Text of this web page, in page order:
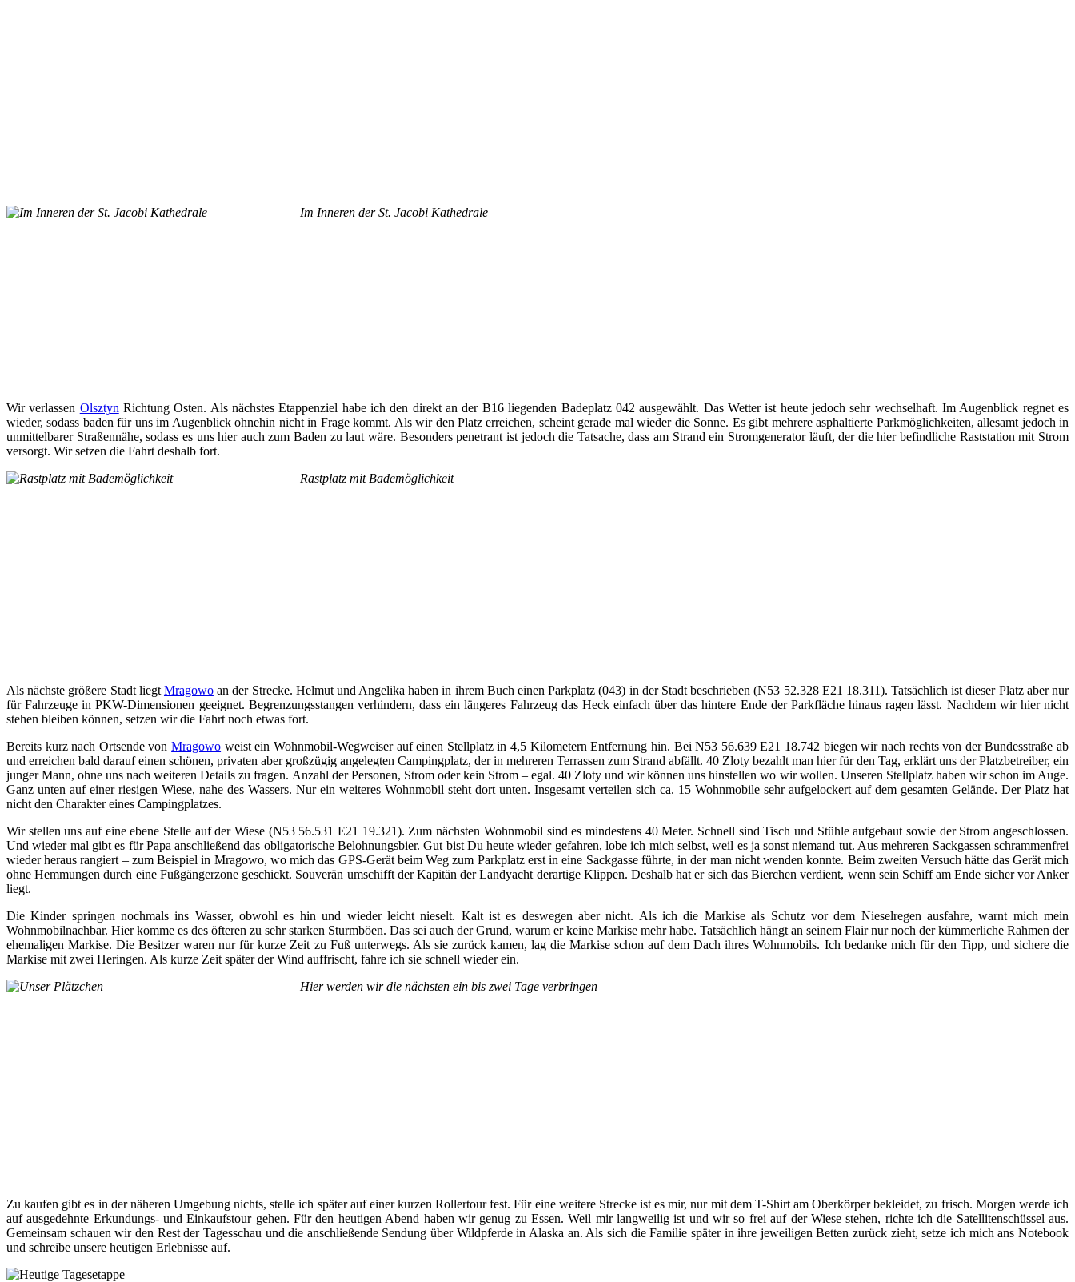
Im Inneren der St. Jacobi Kathedrale
Wir verlassen Olsztyn Richtung Osten. Als nächstes Etappenziel habe ich den direkt an der B16 liegenden Badeplatz 042 ausgewählt. Das Wetter ist heute jedoch sehr wechselhaft. Im Augenblick regnet es
wieder, sodass baden für uns im Augenblick ohnehin nicht in Frage kommt. Als wir den Platz erreichen, scheint gerade mal wieder die Sonne. Es gibt mehrere asphaltierte Parkmöglichkeiten, allesamt jedoch in
unmittelbarer Straßennähe, sodass es uns hier auch zum Baden zu laut wäre. Besonders penetrant ist jedoch die Tatsache, dass am Strand ein Stromgenerator läuft, der die hier befindliche Raststation mit Strom
versorgt. Wir setzen die Fahrt deshalb fort.
Rastplatz mit Bademöglichkeit
Als nächste größere Stadt liegt Mragowoan der Strecke. Helmut und Angelika haben in ihrem Buch einen Parkplatz (043) in der Stadt beschrieben (N53 52.328 E21 18.311). Tatsächlich ist dieser Platz aber nur
für Fahrzeuge in PKW-Dimensionen geeignet. Begrenzungsstangen verhindern, dass ein längeres Fahrzeug das Heck einfach über das hintere Ende der Parkfläche hinaus ragen lässt. Nachdem wir hier nicht
stehen bleiben können, setzen wir die Fahrt noch etwas fort.
Bereits kurz nach Ortsende vonMragowo weist ein Wohnmobil-Wegweiser auf einen Stellplatz in 4,5 Kilometern Entfernung hin. Bei N53 56.639 E21 18.742 biegen wir nach rechts von der Bundesstraße ab
und erreichen bald darauf einen schönen, privaten aber großzügig angelegten Campingplatz, der in mehreren Terrassen zum Strand abfällt. 40 Zloty bezahlt man hier für den Tag, erklärt uns der Platzbetreiber, ein
junger Mann, ohne uns nach weiteren Details zu fragen. Anzahl der Personen, Strom oder kein Strom – egal. 40 Zloty und wir können uns hinstellen wo wir wollen. Unseren Stellplatz haben wir schon im Auge.
Ganz unten auf einer riesigen Wiese, nahe des Wassers. Nur ein weiteres Wohnmobil steht dort unten. Insgesamt verteilen sich ca. 15 Wohnmobile sehr aufgelockert auf dem gesamten Gelände. Der Platz hat
nicht den Charakter eines Campingplatzes.
Wir stellen uns auf eine ebene Stelle auf der Wiese (N53 56.531 E21 19.321). Zum nächsten Wohnmobil sind es mindestens 40 Meter. Schnell sind Tisch und Stühle aufgebaut sowie der Strom angeschlossen.
Und wieder mal gibt es für Papa anschließend das obligatorische Belohnungsbier. Gut bist Du heute wieder gefahren, lobe ich mich selbst, weil es ja sonst niemand tut. Aus mehreren Sackgassen schrammenfrei
wieder heraus rangiert – zum Beispiel in Mragowo, wo mich das GPS-Gerät beim Weg zum Parkplatz erst in eine Sackgasse führte, in der man nicht wenden konnte. Beim zweiten Versuch hätte das Gerät mich
ohne Hemmungen durch eine Fußgängerzone geschickt. Souverän umschifft der Kapitän der Landyacht derartige Klippen. Deshalb hat er sich das Bierchen verdient, wenn sein Schiff am Ende sicher vor Anker
liegt.
Die Kinder springen nochmals ins Wasser, obwohl es hin und wieder leicht nieselt. Kalt ist es deswegen aber nicht. Als ich die Markise als Schutz vor dem Nieselregen ausfahre, warnt mich mein
Wohnmobilnachbar. Hier komme es des öfteren zu sehr starken Sturmböen. Das sei auch der Grund, warum er keine Markise mehr habe. Tatsächlich hängt an seinem Flair nur noch der kümmerliche Rahmen der
ehemaligen Markise. Die Besitzer waren nur für kurze Zeit zu Fuß unterwegs. Als sie zurück kamen, lag die Markise schon auf dem Dach ihres Wohnmobils. Ich bedanke mich für den Tipp, und sichere die
Markise mit zwei Heringen. Als kurze Zeit später der Wind auffrischt, fahre ich sie schnell wieder ein.
Hier werden wir die nächsten ein bis zwei Tage verbringen
Zu kaufen gibt es in der näheren Umgebung nichts, stelle ich später auf einer kurzen Rollertour fest. Für eine weitere Strecke ist es mir, nur mit dem T-Shirt am Oberkörper bekleidet, zu frisch. Morgen werde ich
auf ausgedehnte Erkundungs- und Einkaufstour gehen. Für den heutigen Abend haben wir genug zu Essen. Weil mir langweilig ist und wir so frei auf der Wiese stehen, richte ich die Satellitenschüssel aus.
Gemeinsam schauen wir den Rest der Tagesschau und die anschließende Sendung über Wildpferde in Alaska an. Als sich die Familie später in ihre jeweiligen Betten zurück zieht, setze ich mich ans Notebook
und schreibe unsere heutigen Erlebnisse auf.